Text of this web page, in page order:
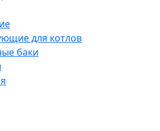
для котлов
баки